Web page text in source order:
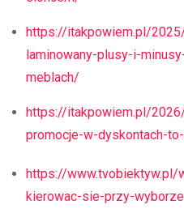
https://itakpowiem.pl/
laminowany-plusy-i-
meblach/
https://itakpowiem.pl/
promocje-w-dyskontach-
https://
kierowac-sie-przy-